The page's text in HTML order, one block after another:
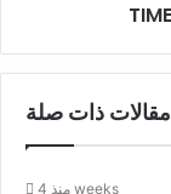
مقالات ذات صلة
منذ 4 weeks